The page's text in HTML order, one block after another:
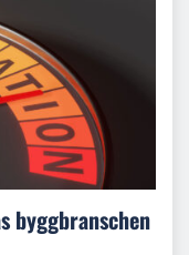
byggbranschen